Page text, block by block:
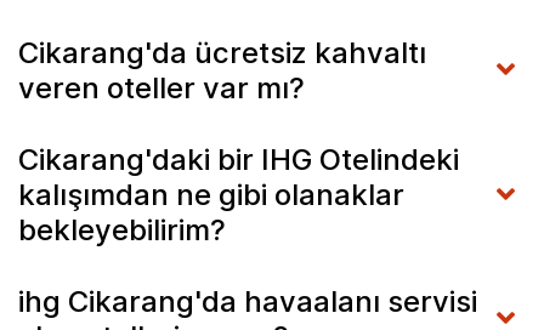
Cikarang'da ücretsiz kahvaltı
veren oteller var mı?
Cikarang'daki bir IHG Otelindeki
kalışımdan ne gibi olanaklar
bekleyebilirim?
ihg Cikarang'da havaalanı servisi